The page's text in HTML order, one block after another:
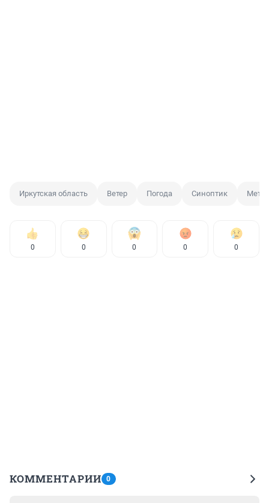
Иркутская область Ветер Погода Синоптик
0 0 0 0 0
КОММЕНТАРИИ 0